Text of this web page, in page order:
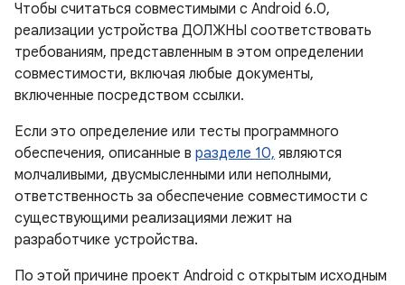
Чтобы считаться совместимыми с Android 6.0,
реализации устройства ДОЛЖНЫ соответствовать
требованиям, представленным в этом определении
совместимости, включая любые документы,
включенные посредством ссылки.
Если это определение или тесты программного
обеспечения, описанные в разделе 10, являются
молчаливыми, двусмысленными или неполными,
ответственность за обеспечение совместимости с
существующими реализациями лежит на
разработчике устройства.
По этой причине проект Android с открытым исходным